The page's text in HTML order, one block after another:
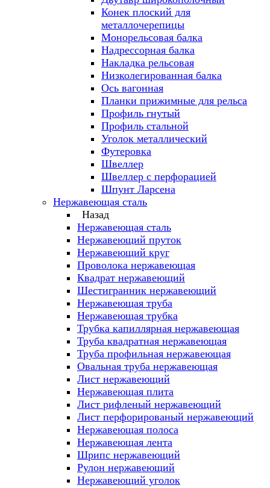
Конек плоский для
металлочерепицы
Монорельсовая балка
Надрессорная балка
Накладка рельсовая
Низколегированная балка
Ось вагонная
Планки прижимные для рельса
Профиль гнутый
Профиль стальной
Уголок металлический
Футеровка
Швеллер
Швеллер с перфорацией
Шпунт Ларсена
Нержавеющая сталь
Назад
Нержавеющая сталь
Нержавеющий пруток
Нержавеющий круг
Проволока нержавеющая
Квадрат нержавеющий
Шестигранник нержавеющий
Нержавеющая труба
Нержавеющая трубка
Трубка капиллярная нержавеющая
Труба квадратная нержавеющая
Труба профильная нержавеющая
Овальная труба нержавеющая
Лист нержавеющий
Нержавеющая плита
Лист рифленый нержавеющий
Лист перфорированый нержавеющий
Нержавеющая полоса
Нержавеющая лента
Шрипс нержавеющий
Рулон нержавеющий
Нержавеющий уголок